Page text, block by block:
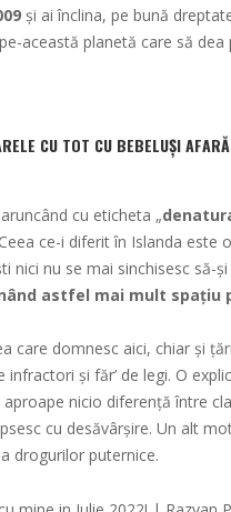
și ai înclina, pe bună
această planetă care să
CU TOT CU BEBELUȘI
cu eticheta „
ce-i diferit în Islanda este
nici nu se mai sinchisesc să-
astfel mai mult spațiu
care domnesc aici, chiar și
infractori și făr’ de legi. O
nicio diferență între
cu desăvârșire. Un alt
drogurilor puternice.